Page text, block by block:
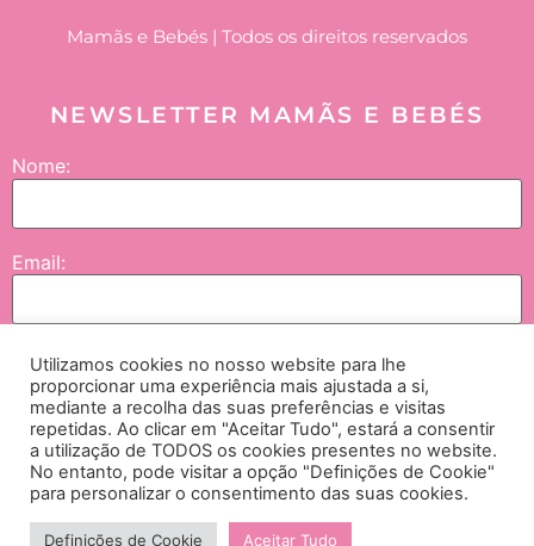
Mamãs e Bebés | Todos os direitos reservados
NEWSLETTER MAMÃS E BEBÉS
Nome:
Email:
Enviar
Concordo que os meus dados sejam tratados pela NGI – Lifesciences and
Healthcare International, SA., empresas do grupo e seus parceiros, e neste contexto
me seja enviada comunicação no âmbito de passatempos, campanhas e iniciativas
Utilizamos cookies no nosso website para lhe
proporcionar uma experiência mais ajustada a si,
mediante a recolha das suas preferências e visitas
repetidas. Ao clicar em "Aceitar Tudo", estará a consentir
a utilização de TODOS os cookies presentes no website.
No entanto, pode visitar a opção "Definições de Cookie"
para personalizar o consentimento das suas cookies.
Definições de Cookie Aceitar Tudo